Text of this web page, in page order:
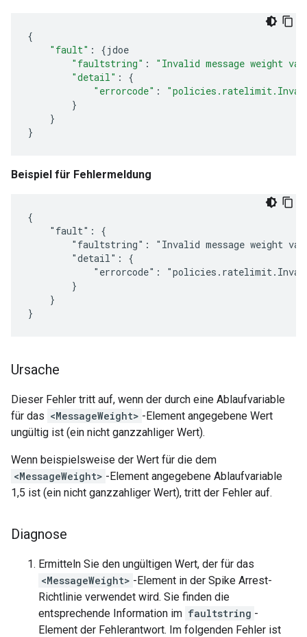
{
"fault" : {jdoe
"faultstring" :
"Invalid message weight
"detail" :
{
"errorcode" :
}
}
}
Beispiel für Fehlermeldung
{
    "fault": {
"faultstring": "Invalid message weight
        "detail": {
"errorcode":
        }
    }
}
Ursache
Dieser Fehler tritt auf, wenn der durch eine Ablaufvariable
für das <MessageWeight> -Element angegebene Wert
ungültig ist (ein nicht ganzzahliger Wert).
Wenn beispielsweise der Wert für die dem
<MessageWeight> -Element angegebene Ablaufvariable
1,5 ist (ein nicht ganzzahliger Wert), tritt der Fehler auf.
Diagnose
Ermitteln Sie den ungültigen Wert, der für das
<MessageWeight> -Element in der Spike Arrest-
Richtlinie verwendet wird. Sie finden die
entsprechende Information im faultstring -
Element der Fehlerantwort. Im folgenden Fehler ist